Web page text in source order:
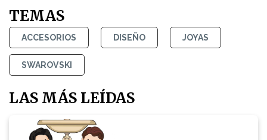
TEMAS
ACCESORIOS DISEÑO JOYAS
SWAROVSKI
LAS MÁS LEÍDAS